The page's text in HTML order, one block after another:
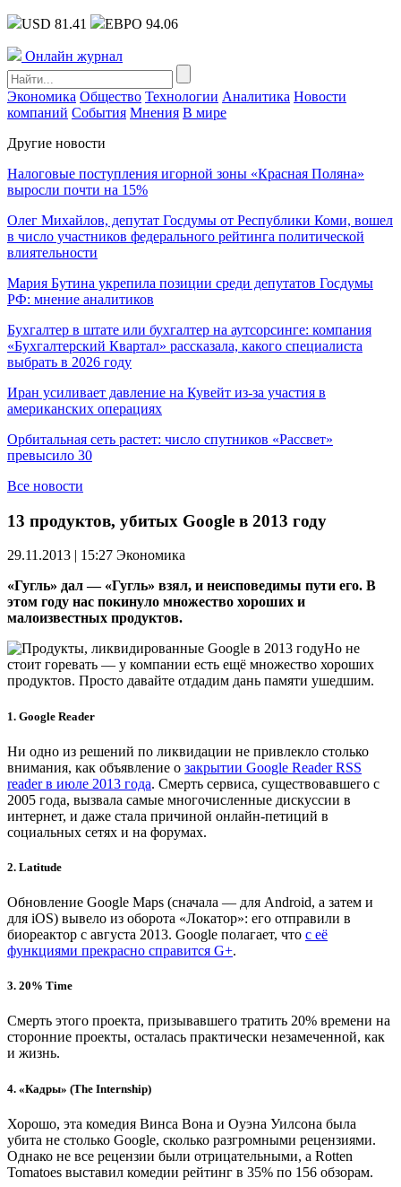
USD 81.41 ЕВРО 94.06
Онлайн журнал
Экономика Общество Технологии Аналитика Новости
компаний События Мнения В мире
Другие новости
Налоговые поступления игорной зоны «Красная Поляна»
выросли почти на 15%
Олег Михайлов, депутат Госдумы от Республики Коми, вошел
в число участников федерального рейтинга политической
влиятельности
Мария Бутина укрепила позиции среди депутатов Госдумы
РФ: мнение аналитиков
Бухгалтер в штате или бухгалтер на аутсорсинге: компания
«Бухгалтерский Квартал» рассказала, какого специалиста
выбрать в 2026 году
Иран усиливает давление на Кувейт из-за участия в
американских операциях
Орбитальная сеть растет: число спутников «Рассвет»
превысило 30
Все новости
13 продуктов, убитых Google в 2013 году
29.11.2013 | 15:27 Экономика
«Гугль» дал — «Гугль» взял, и неисповедимы пути его. В
этом году нас покинуло множество хороших и
малоизвестных продуктов.
Но не
стоит горевать — у компании есть ещё множество хороших
продуктов. Просто давайте отдадим дань памяти ушедшим.
1. Google Reader
Ни одно из решений по ликвидации не привлекло столько
внимания, как объявление о закрытии Google Reader RSS
reader в июле 2013 года. Смерть сервиса, существовавшего с
2005 года, вызвала самые многочисленные дискуссии в
интернет, и даже стала причиной онлайн-петиций в
социальных сетях и на форумах.
2. Latitude
Обновление Google Maps (сначала — для Android, а затем и
для iOS) вывело из оборота «Локатор»: его отправили в
биореактор с августа 2013. Google полагает, что с её
функциями прекрасно справится G+.
3. 20% Time
Смерть этого проекта, призывавшего тратить 20% времени на
сторонние проекты, осталась практически незамеченной, как
и жизнь.
4. «Кадры» (The Internship)
Хорошо, эта комедия Винса Вона и Оуэна Уилсона была
убита не столько Google, сколько разгромными рецензиями.
Однако не все рецензии были отрицательными, а Rotten
Tomatoes выставил комедии рейтинг в 35% по 156 обзорам.